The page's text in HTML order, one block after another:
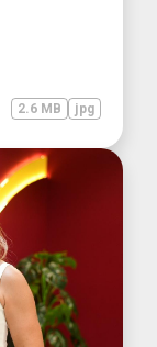
2.6 MB jpg